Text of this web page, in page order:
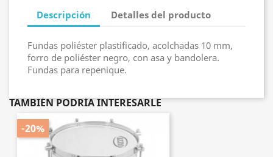
Descripción Detalles del producto
Fundas poliéster plastificado, acolchadas 10 mm,
forro de poliéster negro, con asa y bandolera.
Fundas para repenique.
TAMBIÉN PODRÍA INTERESARLE
-20%